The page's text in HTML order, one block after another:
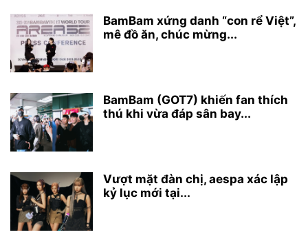
BamBam xứng danh “con rể Việt”,
mê đồ ăn, chúc mừng...
BamBam (GOT7) khiến fan thích
thú khi vừa đáp sân bay...
Vượt mặt đàn chị, aespa xác lập
kỷ lục mới tại...